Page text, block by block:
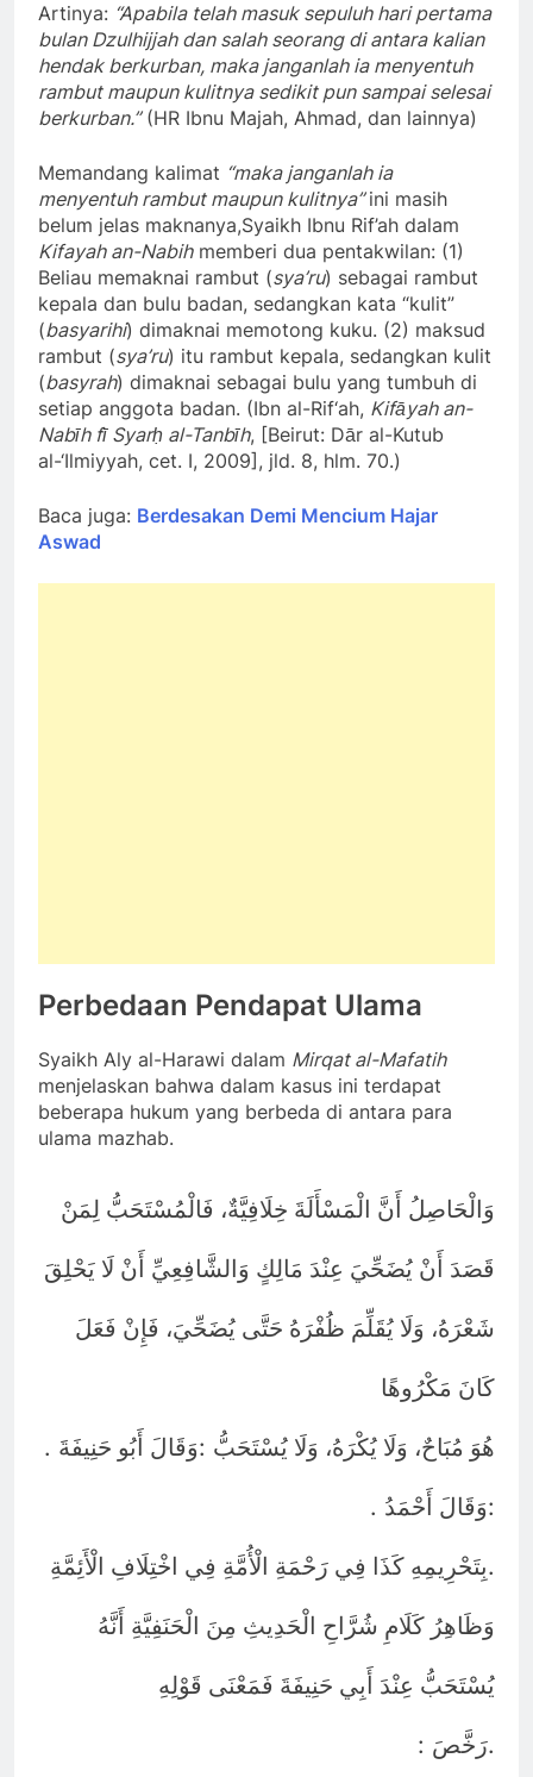
Artinya: “Apabila telah masuk sepuluh hari pertama
bulan Dzulhijjah dan salah seorang di antara kalian
hendak berkurban, maka janganlah ia menyentuh
rambut maupun kulitnya sedikit pun sampai selesai
berkurban.”(HR Ibnu Majah, Ahmad, dan lainnya)
Memandang kalimat “maka janganlah ia
menyentuh rambut maupun kulitnya”ini masih
belum jelas maknanya,Syaikh Ibnu Rif’ah dalam
Kifayah an-Nabihmemberi dua pentakwilan: (1)
Beliau memaknai rambut (sya’ru) sebagai rambut
kepala dan bulu badan, sedangkan kata “kulit”
(basyarihi) dimaknai memotong kuku. (2) maksud
rambut (sya’ru) itu rambut kepala, sedangkan kulit
(basyrah) dimaknai sebagai bulu yang tumbuh di
setiap anggota badan. (Ibn al-Rif‘ah, Kifāyah an-
Nabīh fī Syarḥ al-Tanbīh, [Beirut: Dār al-Kutub
al-‘Ilmiyyah, cet. I, 2009], jld. 8, hlm. 70.)
Baca juga: Berdesakan Demi Mencium Hajar
Aswad
Perbedaan Pendapat Ulama
Syaikh Aly al-Harawi dalam Mirqat al-Mafatih
menjelaskan bahwa dalam kasus ini terdapat
beberapa hukum yang berbeda di antara para
ulama mazhab.
وَالْحَاصِلُ أَنَّ الْمَسْأَلَةَ خِلَافِيَّةٌ، فَالْمُسْتَحَبُّ لِمَنْ
قَصَدَ أَنْ يُضَحِّيَ عِنْدَ مَالِكٍ وَالشَّافِعِيِّ أَنْ لَا يَحْلِقَ
شَعْرَهُ، وَلَا يُقَلِّمَ ظُفْرَهُ حَتَّى يُضَحِّيَ، فَإِنْ فَعَلَ
كَانَ مَكْرُوهًا
. وَقَالَ أَبُو حَنِيفَةَ: هُوَ مُبَاحٌ، وَلَا يُكْرَهُ، وَلَا يُسْتَحَبُّ
. وَقَالَ أَحْمَدُ:
بِتَحْرِيمِهِ كَذَا فِي رَحْمَةِ الْأُمَّةِ فِي اخْتِلَافِ الْأَئِمَّةِ.
وَظَاهِرُ كَلَامِ شُرَّاحِ الْحَدِيثِ مِنَ الْحَنَفِيَّةِ أَنَّهُ
يُسْتَحَبُّ عِنْدَ أَبِي حَنِيفَةَ فَمَعْنَى قَوْلِهِ
: رَخَّصَ.